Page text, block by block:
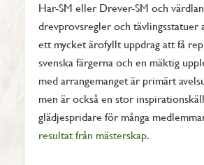
Har-SM eller Drever-SM och
drevprovsregler och tävlingsstatuer
ett mycket ärofyllt uppdrag att få
svenska färgerna och en mäktig
med arrangemanget är primärt
men är också en stor
glädjespridare för många
resultat från mästerskap.